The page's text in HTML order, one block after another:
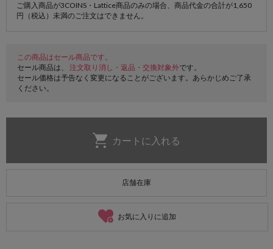
ご購入商品が3COINS・Lattice商品のみの場合、商品代金の合計が1,650
円（税込）未満のご注文はできません。
この商品はセール商品です。
セール商品は、 注文取り消し・返品・交換対象外です。
セール価格は予告なく変更になることがございます。あらかじめご了承
ください。
店舗在庫
お気に入りに追加